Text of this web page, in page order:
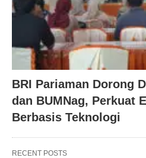
BRI Pariaman Dorong
dan BUMNag, Perkuat
Berbasis Teknologi
RECENT POSTS